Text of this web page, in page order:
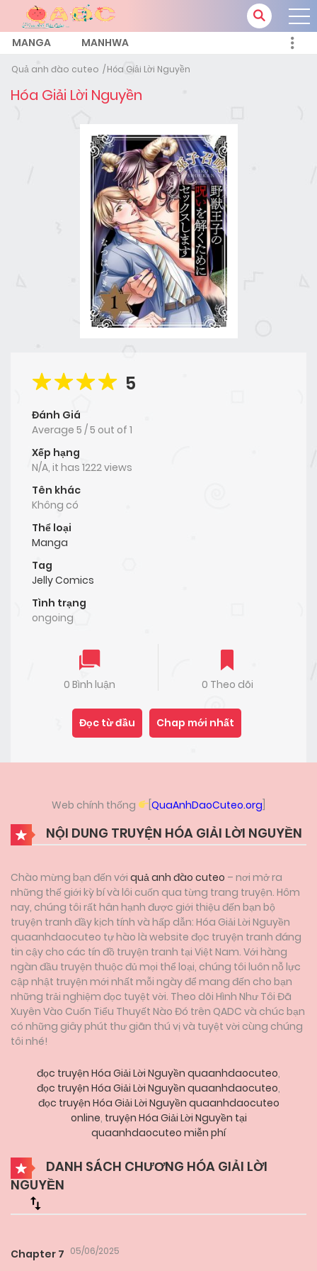
MANGA MANHWA
Quả anh đào cuteo Hóa Giải Lời Nguyền
Hóa Giải Lời Nguyền
5
Đánh Giá
Average 5 /5 out of 1
Xếp hạng
N/A, it has 1222 views
Tên khác
Không có
Thể loại
Manga
Tag
Jelly Comics
Tình trạng
ongoing
0 Bình luận 0 Theo dõi
Đọc từ đầu Chap mới nhất
Web chính thống [QuaAnhDaoCuteo.org
NỘI DUNG TRUYỆN HÓA GIẢI LỜI NGUYỀN
Chào mừng bạn đến với quả anh đào cuteo – nơi mở ra
những thế giới kỳ bí và lôi cuốn qua từng trang truyện. Hôm
nay, chúng tôi rất hân hạnh được giới thiệu đến bạn bộ
truyện tranh đầy kịch tính và hấp dẫn: Hóa Giải Lời Nguyền
quaanhdaocuteo tự hào là website đọc truyện tranh đáng
tin cậy cho các tín đồ truyện tranh tại Việt Nam. Với hàng
ngàn đầu truyện thuộc đủ mọi thể loại, chúng tôi luôn nỗ lực
cập nhật truyện mới nhất mỗi ngày để mang đến cho bạn
những trải nghiệm đọc tuyệt vời. Theo dõi Hình Như Tôi Đã
Xuyên Vào Cuốn Tiểu Thuyết Nào Đó trên QADC và chúc bạn
có những giây phút thư giãn thú vị và tuyệt vời cùng chúng
tôi nhé!
đọc truyện Hóa Giải Lời Nguyền quaanhdaocuteo,
đọc truyện Hóa Giải Lời Nguyền quaanhdaocuteo,
đọc truyện Hóa Giải Lời Nguyền quaanhdaocuteo
online, truyện Hóa Giải Lời Nguyền tại
quaanhdaocuteo miễn phí
DANH SÁCH CHƯƠNG HÓA GIẢI LỜI
NGUYỀN
Chapter 7 05/06/2025